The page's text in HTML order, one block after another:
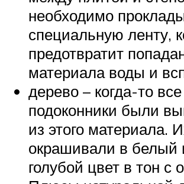
необходимо
специальную ленту,
предотвратит
материала воды и
дерево – когда-то все
подоконники были
из этого материала.
окрашивали в белый
голубой цвет в тон с